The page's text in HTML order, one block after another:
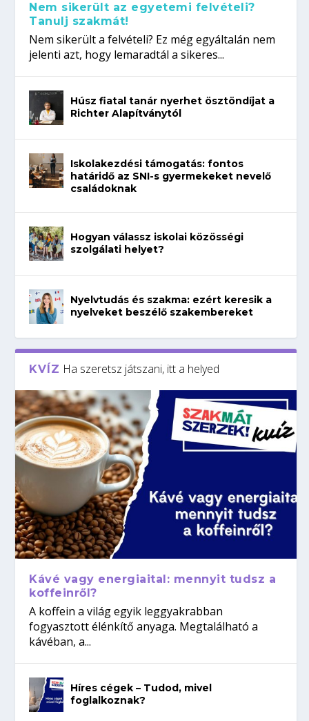
Nem sikerült az egyetemi felvételi?
Tanulj szakmát!
Nem sikerült a felvételi? Ez még egyáltalán nem
jelenti azt, hogy lemaradtál a sikeres...
Húsz fiatal tanár nyerhet ösztöndíjat a
Richter Alapítványtól
Iskolakezdési támogatás: fontos
határidő az SNI-s gyermekeket nevelő
családoknak
Hogyan válassz iskolai közösségi
szolgálati helyet?
Nyelvtudás és szakma: ezért keresik a
nyelveket beszélő szakembereket
KVÍZ Ha szeretsz játszani, itt a helyed
Kávé vagy energiaital: mennyit tudsz a
koffeinről?
A koffein a világ egyik leggyakrabban
fogyasztott élénkítő anyaga. Megtalálható a
kávéban, a...
Híres cégek – Tudod, mivel
foglalkoznak?